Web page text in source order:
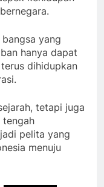
yang
hanya dapat
dihidupkan
tetapi juga
tengah
pelita yang
menuju